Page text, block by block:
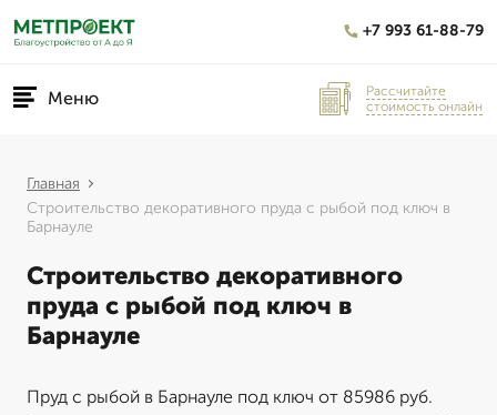
+7 993 61-88-79
Меню
Рассчитайте
стоимость онлайн
Главная
Строительство декоративного пруда с рыбой под ключ в
Барнауле
Строительство декоративного
пруда с рыбой под ключ в
Барнауле
Пруд с рыбой в Барнауле под ключ от 85986 руб.